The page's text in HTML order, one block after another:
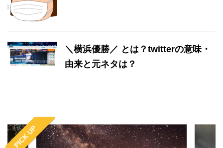
＼横浜優勝／ とは？twitterの意味・
由来と元ネタは？
PICK UP